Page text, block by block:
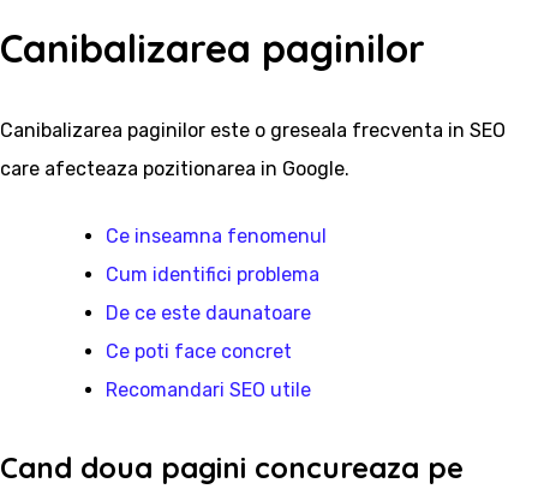
Canibalizarea paginilor
Canibalizarea paginilor este o greseala frecventa in SEO
care afecteaza pozitionarea in Google.
Ce inseamna fenomenul
Cum identifici problema
De ce este daunatoare
Ce poti face concret
Recomandari SEO utile
Cand doua pagini concureaza pe